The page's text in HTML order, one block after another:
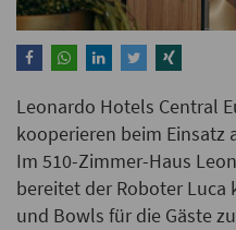
Leonardo Hotels Central
kooperieren beim Einsatz
Im 510-Zimmer-Haus
bereitet der Roboter
und Bowls für die Gäste